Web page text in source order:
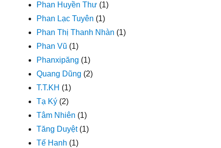
Phan Huyền Thư (1)
Phan Lạc Tuyên (1)
Phan Thị Thanh Nhàn (1)
Phan Vũ (1)
Phanxipăng (1)
Quang Dũng (2)
T.T.KH (1)
Tạ Ký (2)
Tâm Nhiên (1)
Tăng Duyệt(1)
Tế Hanh (1)